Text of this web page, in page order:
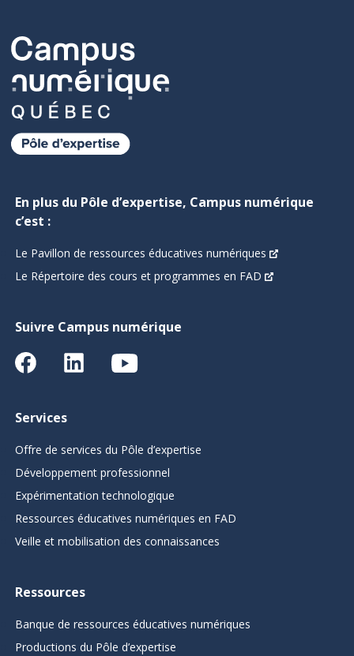
En plus du Pôle d’expertise, Campus numérique
c’est :
Le Pavillon de ressources éducatives numériques
Le Répertoire des cours et programmes en FAD
Suivre Campus numérique
Services
Offre de services du Pôle d’expertise
Développement professionnel
Expérimentation technologique
Ressources éducatives numériques en FAD
Veille et mobilisation des connaissances
Ressources
Banque de ressources éducatives numériques
Productions du Pôle d’expertise